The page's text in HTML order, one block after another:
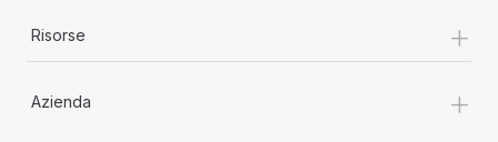
Risorse +
Azienda +